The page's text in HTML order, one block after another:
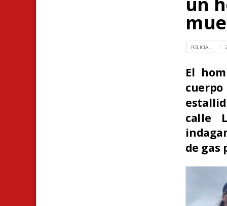
POLICIAL
El
calle
de gas